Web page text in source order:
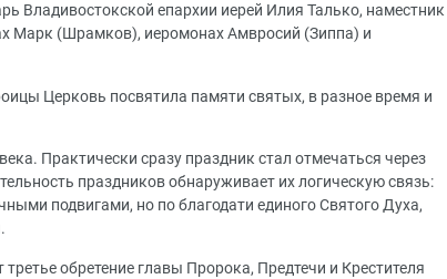
Владивостокской епархии иерей Илия Талько, наместник
Марк (Шрамков), иеромонах Амвросий (Зиппа) и
Церковь посвятила памяти святых, в разное время и
Практически сразу праздник стал отмечаться через
праздников обнаруживает их логическую связь:
подвигами, но по благодати единого Святого Духа,
обретение главы Пророка, Предтечи и Крестителя